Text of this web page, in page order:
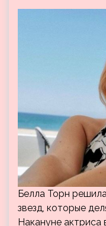
Белла Торн
звезд, которые
Накануне